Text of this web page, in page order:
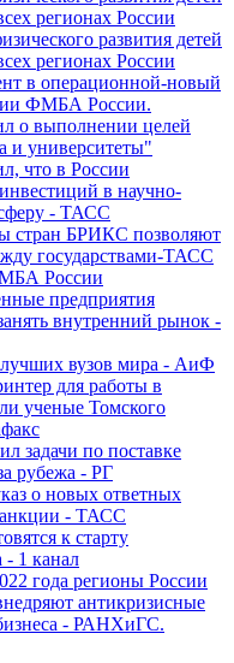
регионах России
развития детей
регионах России
в операционной-новый
ФМБА России.
о выполнении целей
и университеты"
что в России
в научно-
- ТАСС
стран БРИКС позволяют
государствами-ТАСС
России
предприятия
внутренний рынок -
вузов мира - АиФ
для работы в
ученые Томского
задачи по поставке
рубежа - РГ
о новых ответных
- ТАСС
к старту
- 1 канал
года регионы России
антикризисные
- РАНХиГС.